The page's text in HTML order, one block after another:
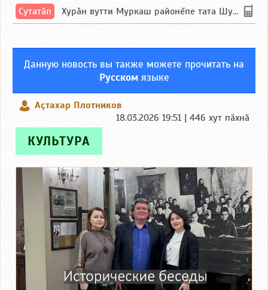
Сутатӑп Хурăн вутти Муркаш районĕпе тата Шупашкар районĕнчи Ишлей тăрăхĕпе сутатăп. Ха...
Данную новость вы также можете прочитать на
Русскомязыке
Аçтахар Плотников
18.03.2026 19:51 | 446 хут пӑхнӑ
КУЛЬТУРА